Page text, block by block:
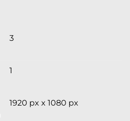
3
1
1920 px x 1080 px